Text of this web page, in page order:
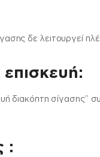
δε λειτουργεί
επισκευή:
διακόπτη σίγασης”
: